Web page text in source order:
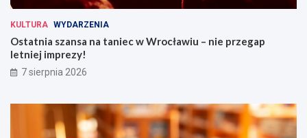
KULTURA WYDARZENIA
Ostatnia szansa na taniec w Wrocławiu – nie przegap
letniej imprezy!
7 sierpnia 2026